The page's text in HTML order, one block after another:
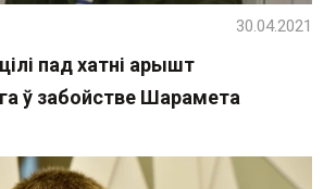
пад хатні арышт
ў забойстве Шарамета
30.04.2021